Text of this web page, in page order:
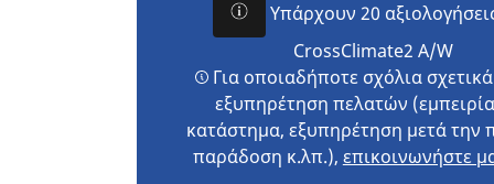
Υπάρχουν 20
CrossClimate2 A/W
Για οποιαδήποτε σχόλια
εξυπηρέτηση πελατών
κατάστημα, εξυπηρέτηση μετά την
παράδοση κ.λπ.), επικοινωνήστε